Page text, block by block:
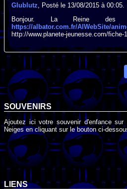
Glublutz , Posté le 13/08/2015 à 00:05.
Bonjour. La Reine des
https://albator.com.fr/AlWebSite/
http://www.planete-jeunesse.com/fiche-
SOUVENIRS
Ajoutez ici votre souvenir d'enfance
Neiges en cliquant sur le bouton ci-
LIENS